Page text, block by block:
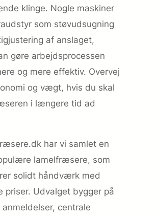
klinge. Nogle maskiner
som støvudsugning
af anslaget,
gøre arbejdsprocessen
og mere effektiv. Overvej
og vægt, hvis du skal
i længere tid ad
har vi samlet en
lamelfræsere, som
solidt håndværk med
priser. Udvalget bygger på
centrale